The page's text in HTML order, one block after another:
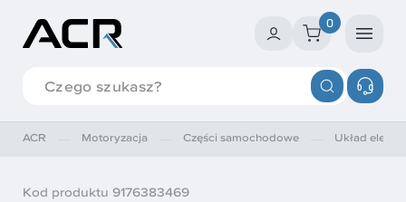
0
ACR Motoryzacja Części samochodowe Układ
Kod produktu 9176383469